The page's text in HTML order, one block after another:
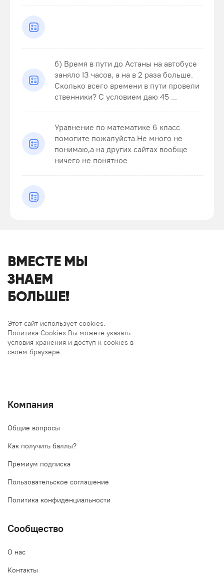
б) Время в пути до Астаны на автобусе
заняло ІЗ часов, а на в 2 раза больше.
Сколько всего времени в пути провели
ственники? С условием даю 45 ...
Уравнение по математике 6 класс
помогите пожалуйста.Не много не
понимаю,а на других сайтах вообще
ничего не понятное
ВМЕСТЕ МЫ
ЗНАЕМ
БОЛЬШЕ!
Этот сайт использует cookies.
Политика Cookies Вы можете указать
условия хранения и доступ к cookies в
своем браузере.
Компания
Общие вопросы
Как получить баллы?
Премиум подписка
Пользовательское соглашение
Политика конфиденциальности
Сообщество
О нас
Контакты